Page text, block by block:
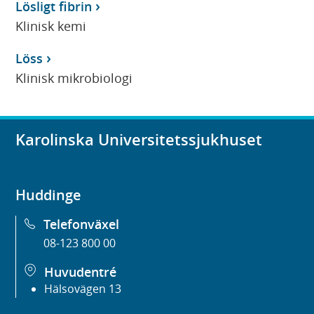
Lösligt fibrin
Klinisk kemi
Löss
Klinisk mikrobiologi
Karolinska Universitetssjukhuset
Huddinge
Telefonväxel
08-123 800 00
Huvudentré
Hälsovägen 13